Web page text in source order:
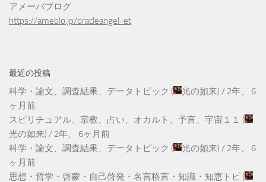
アメーバブログ
https://ameblo.jp/oracleangel-et
最近の投稿
科学・論文、調査結果、データトピック ( 光の如来) / 2年、 6
ヶ月前
スピリチュアル、宗教、占い、オカルト、予言、宇宙１１ (
光の如来) / 2年、 6ヶ月前
科学・論文、調査結果、データトピック ( 光の如来) / 2年、 6
ヶ月前
思想・哲学・啓蒙・自己啓発・名言格言・知識・知恵トピ (